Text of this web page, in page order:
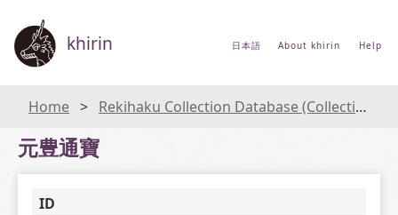
khirin 日本語 About khirin Help
Home Rekihaku Collection Database (Collections Database of the National Museum of Japanese History)
元豊通寶
ID